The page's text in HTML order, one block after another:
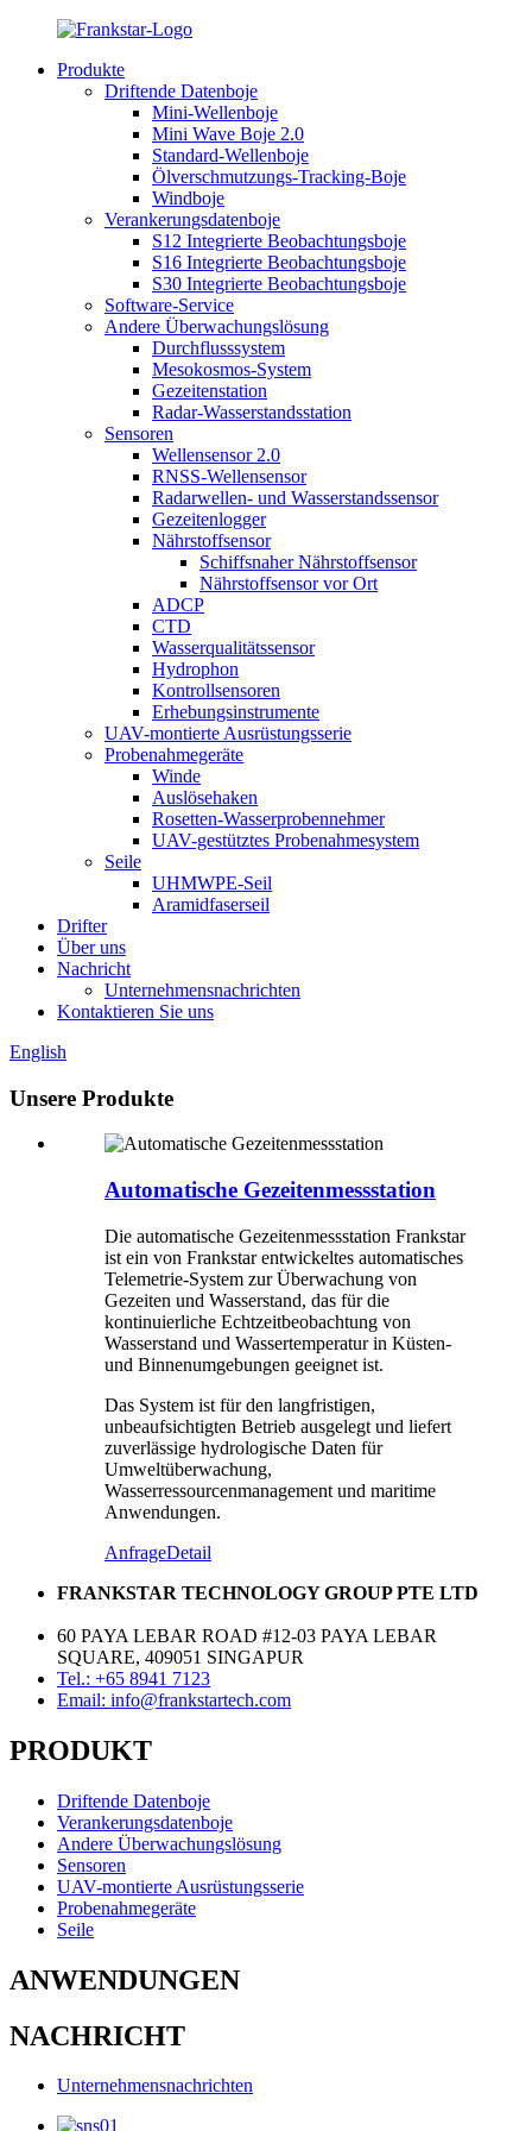
Produkte
Driftende Datenboje
Mini-Wellenboje
Mini Wave Boje 2.0
Standard-Wellenboje
Ölverschmutzungs-Tracking-Boje
Windboje
Verankerungsdatenboje
S12 Integrierte Beobachtungsboje
S16 Integrierte Beobachtungsboje
S30 Integrierte Beobachtungsboje
Software-Service
Andere Überwachungslösung
Durchflusssystem
Mesokosmos-System
Gezeitenstation
Radar-Wasserstandsstation
Sensoren
Wellensensor 2.0
RNSS-Wellensensor
Radarwellen- und Wasserstandssensor
Gezeitenlogger
Nährstoffsensor
Schiffsnaher Nährstoffsensor
Nährstoffsensor vor Ort
ADCP
CTD
Wasserqualitätssensor
Hydrophon
Kontrollsensoren
Erhebungsinstrumente
UAV-montierte Ausrüstungsserie
Probenahmegeräte
Winde
Auslösehaken
Rosetten-Wasserprobennehmer
UAV-gestütztes Probenahmesystem
Seile
UHMWPE-Seil
Aramidfaserseil
Drifter
Über uns
Nachricht
Unternehmensnachrichten
Kontaktieren Sie uns
English
Unsere Produkte
Automatische Gezeitenmessstation
Die automatische Gezeitenmessstation Frankstar
ist ein von Frankstar entwickeltes automatisches
Telemetrie-System zur Überwachung von
Gezeiten und Wasserstand, das für die
kontinuierliche Echtzeitbeobachtung von
Wasserstand und Wassertemperatur in Küsten-
und Binnenumgebungen geeignet ist.
Das System ist für den langfristigen,
unbeaufsichtigten Betrieb ausgelegt und liefert
zuverlässige hydrologische Daten für
Umweltüberwachung,
Wasserressourcenmanagement und maritime
Anwendungen.
AnfrageDetail
FRANKSTAR TECHNOLOGY GROUP PTE LTD
60 PAYA LEBAR ROAD #12-03 PAYA LEBAR
SQUARE, 409051 SINGAPUR
Tel.: +65 8941 7123
Email: info@frankstartech.com
PRODUKT
Driftende Datenboje
Verankerungsdatenboje
Andere Überwachungslösung
Sensoren
UAV-montierte Ausrüstungsserie
Probenahmegeräte
Seile
ANWENDUNGEN
NACHRICHT
Unternehmensnachrichten